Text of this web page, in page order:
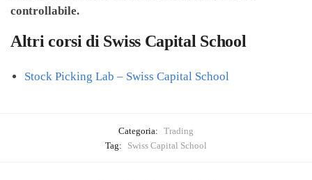
controllabile.
Altri corsi di Swiss Capital School
Stock Picking Lab – Swiss Capital School
Categoria: Trading
Tag:
Swiss Capital School